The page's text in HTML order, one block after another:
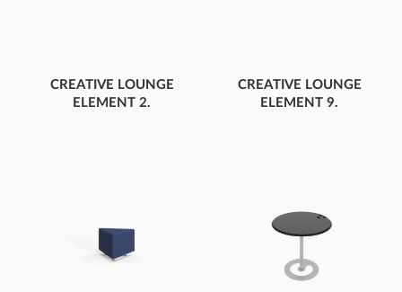
CREATIVE LOUNGE
ELEMENT 2.
CREATIVE LOUNGE
ELEMENT 9.